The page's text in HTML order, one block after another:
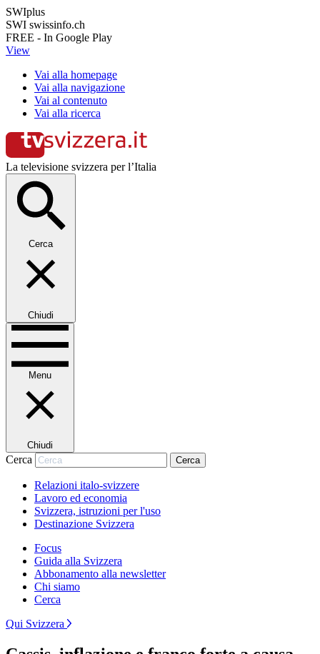
SWIplus
SWI swissinfo.ch
FREE - In Google Play
View
Vai alla homepage
Vai alla navigazione
Vai al contenuto
Vai alla ricerca
La televisione svizzera per l’Italia
Cerca
Chiudi
Menu
Chiudi
Cerca Cerca
Relazioni italo-svizzere
Lavoro ed economia
Svizzera, istruzioni per l'uso
Destinazione Svizzera
Focus
Guida alla Svizzera
Abbonamento alla newsletter
Chi siamo
Cerca
Qui Svizzera